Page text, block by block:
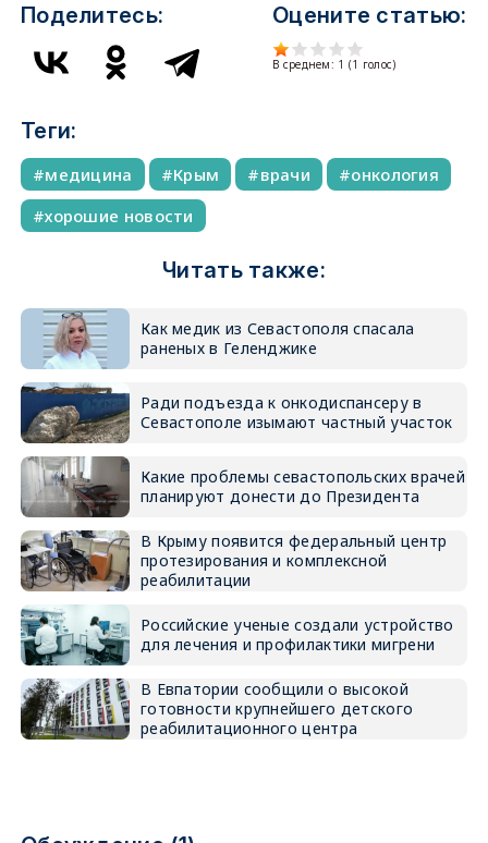
Поделитесь: Оцените статью:
В среднем: 1 (1 голос)
Теги:
медицина Крым врачи
онкология
хорошие новости
Читать также:
Как медик из Севастополя спасала
раненых в Геленджике
Ради подъезда к онкодиспансеру в
Севастополе изымают частный участок
Какие проблемы севастопольских врачей
планируют донести до Президента
В Крыму появится федеральный центр
протезирования и комплексной
реабилитации
Российские ученые создали устройство
для лечения и профилактики мигрени
В Евпатории сообщили о высокой
готовности крупнейшего детского
реабилитационного центра